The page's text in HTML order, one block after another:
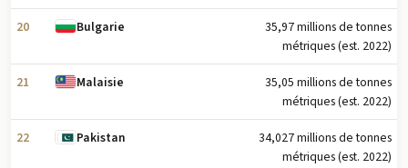
20 Bulgarie
35,97 millions de tonnes
métriques (est. 2022)
21 Malaisie
35,05 millions de tonnes
métriques (est. 2022)
22 Pakistan
34,027 millions de tonnes
métriques (est. 2022)